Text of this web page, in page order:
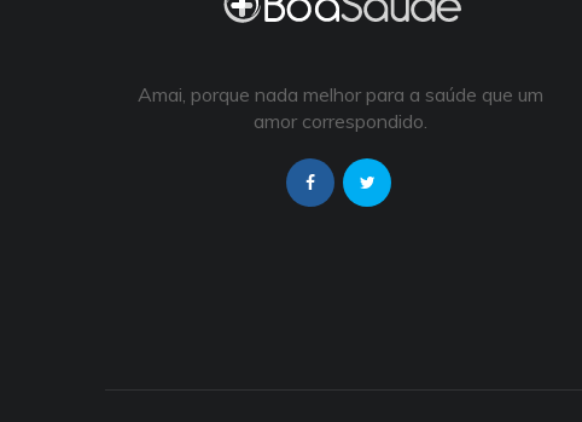
Amai, porque nada melhor para a saúde que um
amor correspondido.